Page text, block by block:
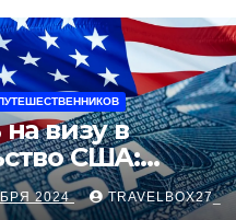
визу в
США:
руководство
2024 TRAVELBOX27_